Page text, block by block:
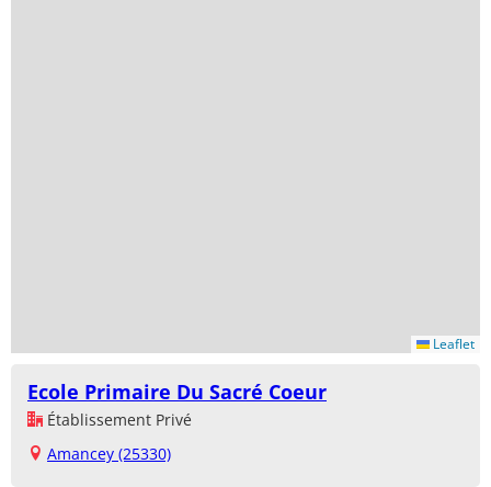
Leaflet
Ecole Primaire Du Sacré Coeur
Établissement Privé
Amancey (25330)